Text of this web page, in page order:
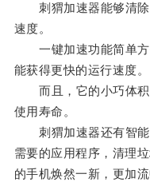
刺猬加速器能够清除
速度。
一键加速功能简单方
能获得更快的运行速度。
而且，它的小巧体积
使用寿命。
刺猬加速器还有智能
需要的应用程序，清理
的手机焕然一新，更加流